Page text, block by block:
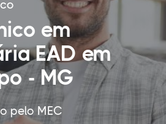
em
EAD em
- MG
pelo MEC